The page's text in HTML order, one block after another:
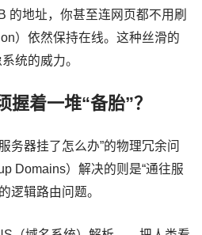
的地址，你甚至连网页都不用刷
）依然保持在线。这种丝滑的
统的威力。
握着一堆“备胎”？
务器挂了怎么办”的物理冗余问
Domains）解决的则是“通往服
逻辑路由问题。